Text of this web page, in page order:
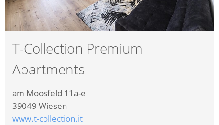
T-Collection Premium
Apartments
am Moosfeld 11a-e
39049 Wiesen
www.t-collection.it